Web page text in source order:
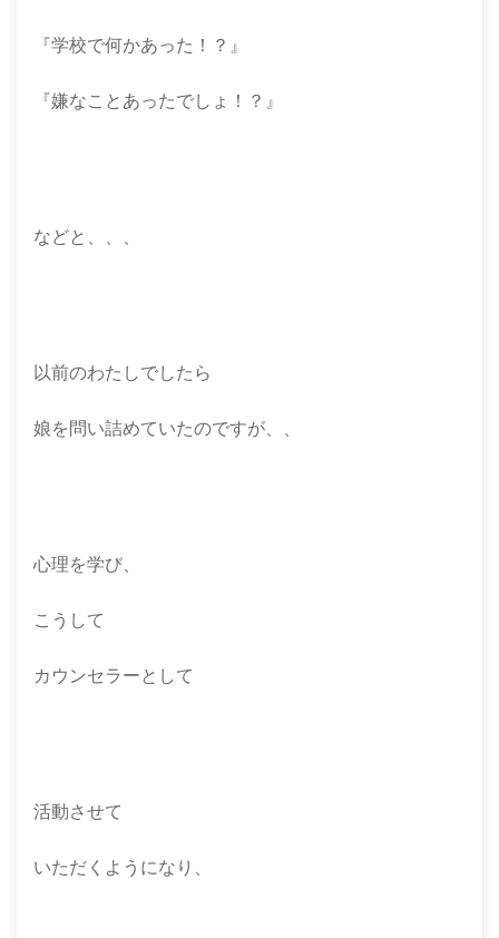
『学校で何かあった！？』
『嫌なことあったでしょ！？』
などと、、、
以前のわたしでしたら
娘を問い詰めていたのですが、、
心理を学び、
こうして
カウンセラーとして
活動させて
いただくようになり、